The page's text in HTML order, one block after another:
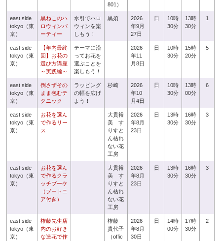
801）
east side
tokyo（東
京）
黒ねこのハ
ロウィンパ
ーティー
水引でハロ
ウィンを楽
しもう！
黒須
2026
年9月
27日
日
10時
30分
13時
30分
1
east side
tokyo（東
京）
【年内最終
回】お花の
選び方講座
～実践編～
テーマに沿
ってお花を
選ぶことを
楽しもう！
2026
年11
月8日
日
10時
30分
15時
20分
5
east side
tokyo（東
京）
倒さずその
まま包むテ
クニック
ラッピング
の幅を広げ
よう！
杉崎
2026
年10
月4日
日
10時
30分
13時
00分
6
east side
tokyo（東
京）
お花を選ん
で作るリー
ス
大貫裕
美 す
りすと
ん枯れ
ない花
工房
2026
年8月
23日
日
13時
30分
16時
30分
3
east side
tokyo（東
京）
お花を選ん
で作るクラ
ッチブーケ
（ブートニ
ア付き）
大貫裕
美 す
りすと
ん枯れ
ない花
工房
2026
年8月
23日
日
13時
30分
16時
30分
3
east side
tokyo（東
京）
権藤先生店
内のお好き
な造花で作
権藤
貴代子
（offic
2026
年8月
30日
日
14時
00分
17時
30分
2